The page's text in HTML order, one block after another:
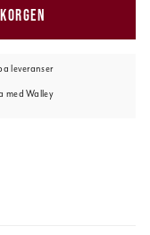
leveranser
med Walley